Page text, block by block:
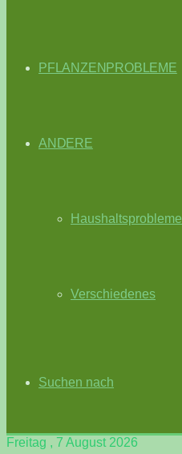
PFLANZENPROBLEME
ANDERE
Haushaltsprobleme
Verschiedenes
Suchen nach
Freitag , 7 August 2026